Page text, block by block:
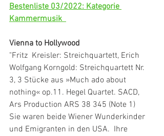
Bestenliste 03/2022: Kategorie
Kammermusik
Vienna to Hollywood
"Fritz  Kreisler: Streichquartett, Erich
Wolfgang Korngold: Streichquartett Nr.
3, 3 Stücke aus »Much ado about
nothing« op.11. Hegel Quartet. SACD,
Ars Production ARS 38 345 (Note 1)
Sie waren beide Wiener Wunderkinder
und Emigranten in den USA.  Ihre